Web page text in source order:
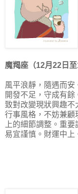
魔羯座（12月22日至
風平浪靜，隨遇而
開發不足，守成有
致對改變現狀興趣
行事風格，不妨兼顧
上的細節調整。重
易宜謹慎。財運中上